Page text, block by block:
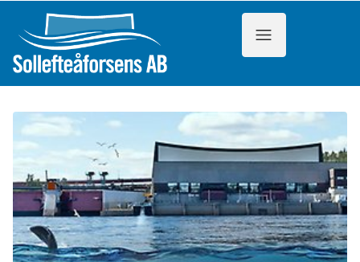
Hoppa till innehåll